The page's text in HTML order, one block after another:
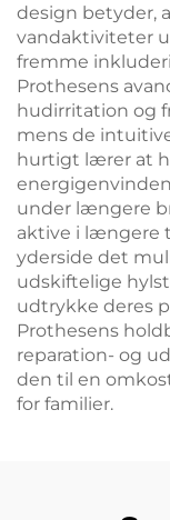
design betyder,
vandaktiviteter
fremme
Prothesens
hudirritation og
mens de
hurtigt lærer at
under længere
aktive i længere
yderside det
udskiftelige
udtrykke deres
Prothesens
reparation- og
den til en
for familier.